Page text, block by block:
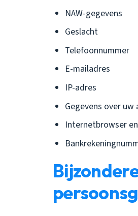
NAW-gegevens
Geslacht
Telefoonnummer
E-mailadres
IP-adres
Gegevens over
Internetbrowser